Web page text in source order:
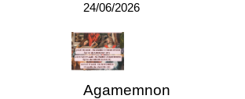
24/06/2026
Agamemnon